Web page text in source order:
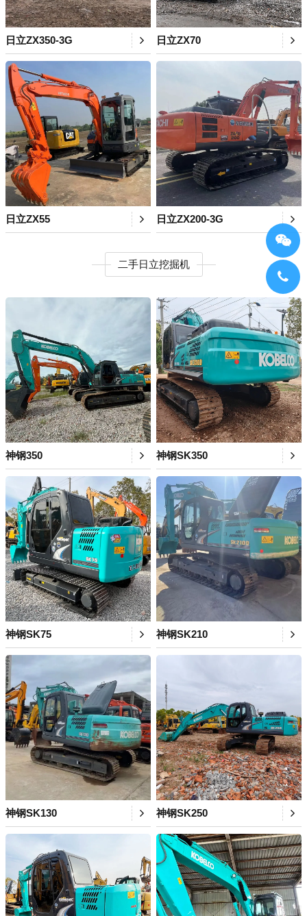
日立ZX350-3G 日立ZX70
日立ZX55 日立ZX200-3G
二手日立挖掘机
神钢350 神钢SK350
神钢SK75 神钢SK210
神钢SK130 神钢SK250